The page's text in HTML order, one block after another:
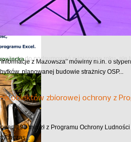
okazją do podsumowań minionego roku, ale
z Mazowsza" mówimy m.in. o
planowanej budowie strażnicy OSP...
obiektów zbiorowej ochrony z
190 mln zł z Programu Ochrony